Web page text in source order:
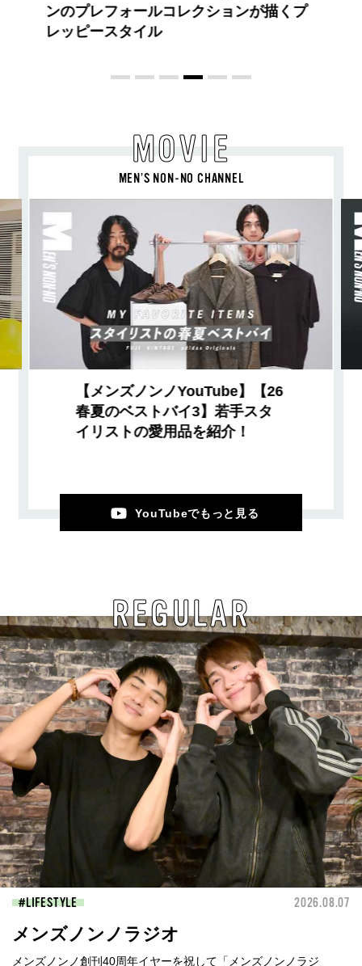
コントラストとレイヤードの先に。装う
喜び、明るいスピリット
MOVIE
MEN’S NON-NO CHANNEL
【メンズノンノYouTube】【26
春夏のベストバイ3】若手スタ
イリストの愛用品を紹介！
YouTubeでもっと見る
REGULAR
LIFESTYLE 2026.08.07
メンズノンノラジオ
メンズノンノ創刊40周年イヤーを祝して「メンズノンノラジ